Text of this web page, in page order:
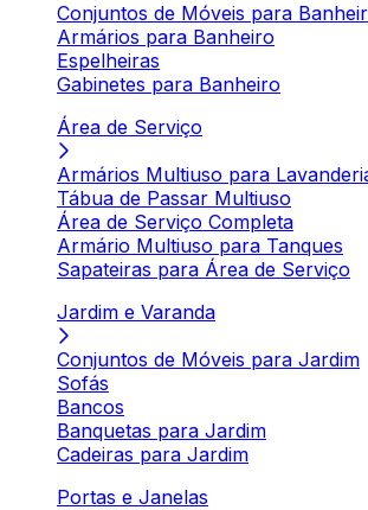
Conjuntos de Móveis para
Armários para Banheiro
Espelheiras
Gabinetes para Banheiro
Área de Serviço
Armários Multiuso para
Tábua de Passar Multiuso
Área de Serviço Completa
Armário Multiuso para Tanques
Sapateiras para Área de Serviço
Jardim e Varanda
Conjuntos de Móveis para Jardim
Sofás
Bancos
Banquetas para Jardim
Cadeiras para Jardim
Portas e Janelas